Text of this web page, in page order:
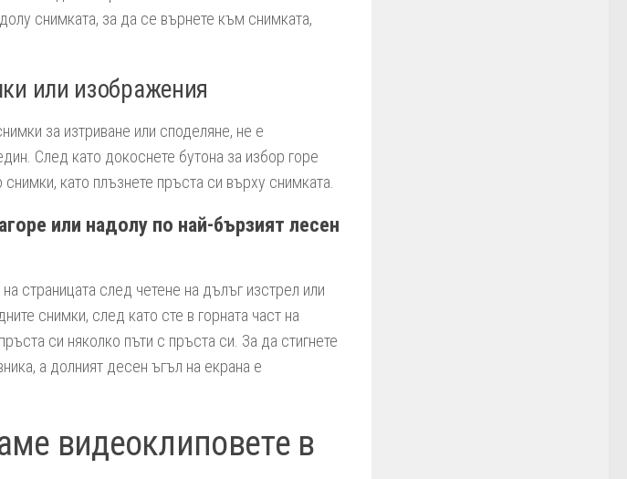
снимката, за да се върнете към снимката,
или изображения
за изтриване или споделяне, не е
След като докоснете бутона за избор горе
като плъзнете пръста си върху снимката.
или надолу по най-бързият лесен
страницата след четене на дълъг изстрел или
снимки, след като сте в горната част на
си няколко пъти с пръста си. За да стигнете
а долният десен ъгъл на екрана е
видеоклиповете в